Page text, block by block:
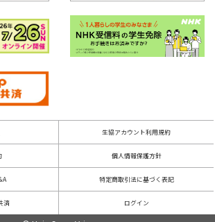
生協アカウント利用規約
個人情報保護方針
特定商取引法に基づく表記
済 ログイン